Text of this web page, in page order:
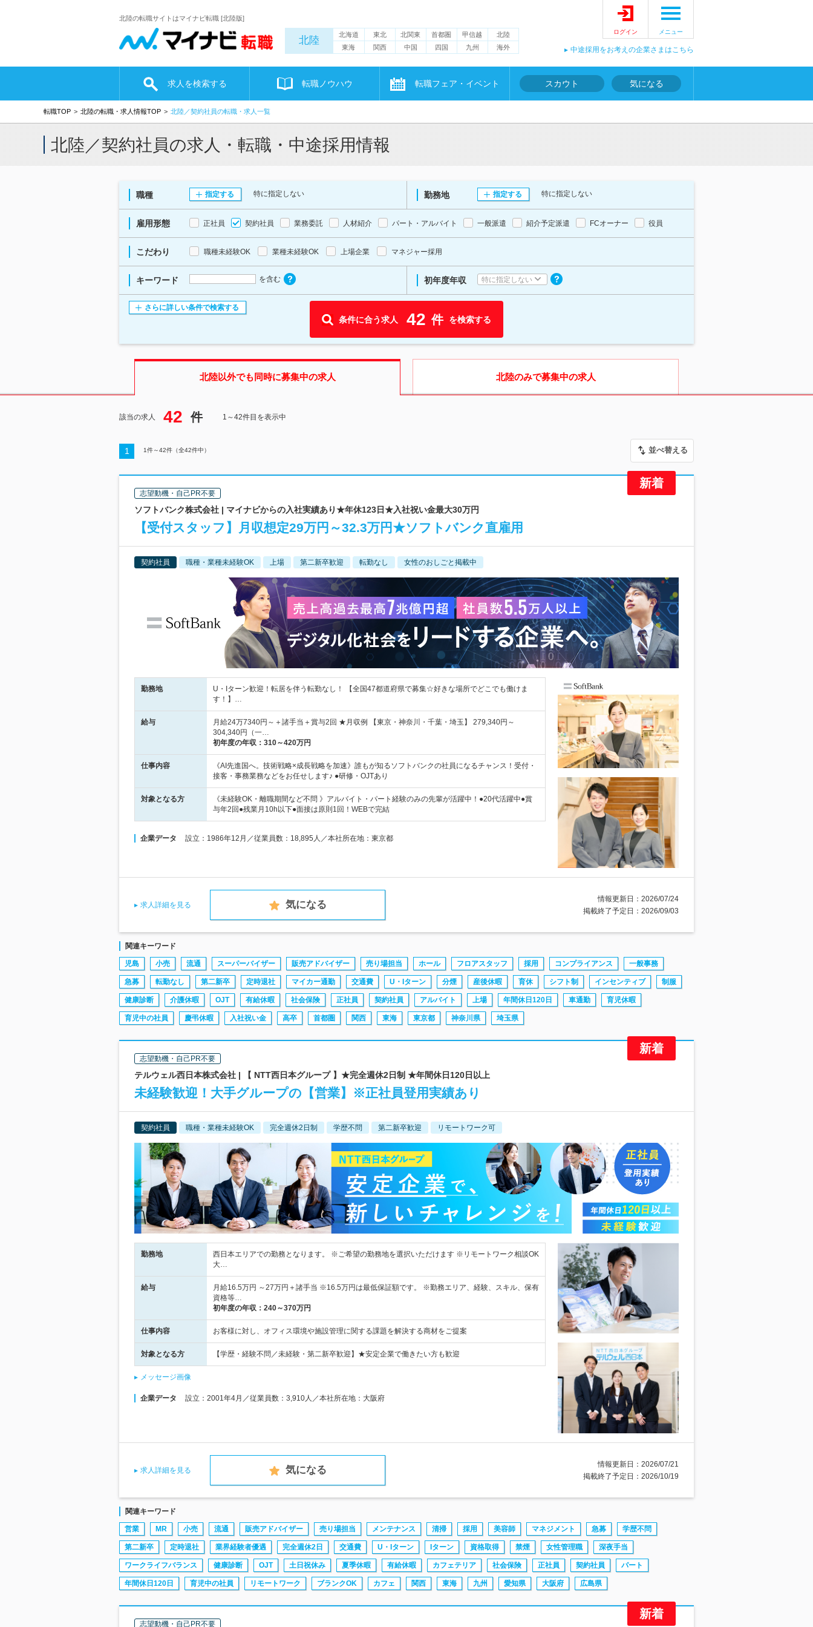
北陸の転職サイトはマイナビ転職 [北陸版]
北陸 北海道 東北 北関東 首都圏 甲信越
北陸
東海
関西 中国 四国 九州 海外
ログイン メニュー
中途採用をお考えの企業さまはこちら
求人を検索する 転職ノウハウ 転職フェア・イベント スカウト 気になる
転職TOP 北陸の転職・求人情報TOP 北陸／契約社員の転職・求人一覧
北陸／契約社員の求人・転職・中途採用情報
職種 指定する 特に指定しない 勤務地 指定する 特に指定しない
雇用形態 正社員 契約社員 業務委託 人材紹介 パート・アルバイト 一般派遣 紹介予定派遣 FCオーナー 役員
こだわり 職種未経験OK 業種未経験OK 上場企業 マネジャー採用
キーワード を含む 初年度年収 特に指定しない
さらに詳しい条件で検索する
条件に合う求人 42 件 を検索する
北陸以外でも同時に募集中の求人 北陸のみで募集中の求人
該当の求人 42 件 1～42件目を表示中
1 1件～42件（全42件中） 並べ替える
志望動機・自己PR不要
ソフトバンク株式会社 | マイナビからの入社実績あり★年休123日★入社祝い金最大30万円
【受付スタッフ】月収想定29万円～32.3万円★ソフトバンク直雇用
契約社員 職種・業種未経験OK 上場 第二新卒歓迎 転勤なし 女性のおしごと掲載中
勤務地
U・Iターン歓迎！転居を伴う転勤なし！ 【全国47都道府県で募集☆好きな場所でどこでも働けま
す！】…
給与
月給24万7340円～＋諸手当＋賞与2回 ★月収例 【東京・神奈川・千葉・埼玉】 279,340円～
304,340円（一…
初年度の年収： 310～420万円
仕事内容
《AI先進国へ。技術戦略×成長戦略を加速》誰もが知るソフトバンクの社員になるチャンス！受付・
接客・事務業務などをお任せします♪ ●研修・OJTあり
対象となる方
《未経験OK・離職期間など不問 》アルバイト・パート経験のみの先輩が活躍中！●20代活躍中●賞
与年2回●残業月10h以下●面接は原則1回！WEBで完結
企業データ 設立：1986年12月／従業員数：18,895人／本社所在地：東京都
求人詳細を見る 気になる
情報更新日：2026/07/24
掲載終了予定日：2026/09/03
関連キーワード
児島 小売 流通 スーパーバイザー 販売アドバイザー 売り場担当 ホール フロアスタッフ 採用 コンプライアンス 一般事務
急募 転勤なし 第二新卒 定時退社 マイカー通勤 交通費 U・Iターン 分煙 産後休暇 育休 シフト制 インセンティブ 制服
健康診断 介護休暇 OJT 有給休暇 社会保険 正社員 契約社員 アルバイト 上場 年間休日120日 車通勤 育児休暇
育児中の社員 慶弔休暇 入社祝い金 高卒 首都圏 関西 東海 東京都 神奈川県 埼玉県
志望動機・自己PR不要
テルウェル西日本株式会社 | 【 NTT西日本グループ 】★完全週休2日制 ★年間休日120日以上
未経験歓迎！大手グループの【営業】※正社員登用実績あり
契約社員 職種・業種未経験OK 完全週休2日制 学歴不問 第二新卒歓迎 リモートワーク可
勤務地
西日本エリアでの勤務となります。 ※ご希望の勤務地を選択いただけます ※リモートワーク相談OK
大…
給与
月給16.5万円 ～27万円＋諸手当 ※16.5万円は最低保証額です。 ※勤務エリア、経験、スキル、保有
資格等…
初年度の年収： 240～370万円
仕事内容 お客様に対し、オフィス環境や施設管理に関する課題を解決する商材をご提案
対象となる方 【学歴・経験不問／未経験・第二新卒歓迎】★安定企業で働きたい方も歓迎
メッセージ画像
企業データ 設立：2001年4月／従業員数：3,910人／本社所在地：大阪府
求人詳細を見る 気になる
情報更新日：2026/07/21
掲載終了予定日：2026/10/19
関連キーワード
営業 MR 小売 流通 販売アドバイザー 売り場担当 メンテナンス 清掃 採用 美容師 マネジメント 急募 学歴不問
第二新卒 定時退社 業界経験者優遇 完全週休2日 交通費 U・Iターン Iターン 資格取得 禁煙 女性管理職 深夜手当
ワークライフバランス 健康診断 OJT 土日祝休み 夏季休暇 有給休暇 カフェテリア 社会保険 正社員 契約社員 パート
年間休日120日 育児中の社員 リモートワーク ブランクOK カフェ 関西 東海 九州 愛知県 大阪府 広島県
志望動機・自己PR不要